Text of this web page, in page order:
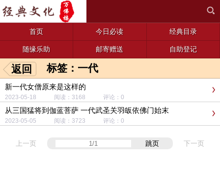
首页 今日必读 经典目录
随缘乐助 邮寄赠送 自助登记
返回 标签：一代
新一代女僧原来是这样的
2023-05-18 阅读：3168 评论：0
从三国猛将到伽蓝菩萨 一代武圣关羽皈依佛门始末
2023-05-05 阅读：3723 评论：0
上一页 跳页 下一页